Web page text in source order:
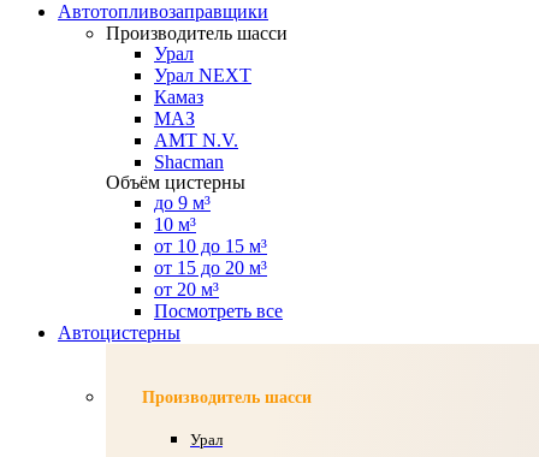
Автотопливозаправщики
Производитель шасси
Урал
Урал NEXT
Камаз
МАЗ
AMT N.V.
Shacman
Объём цистерны
до 9 м³
10 м³
от 10 до 15 м³
от 15 до 20 м³
от 20 м³
Посмотреть все
Автоцистерны
Производитель шасси
Урал